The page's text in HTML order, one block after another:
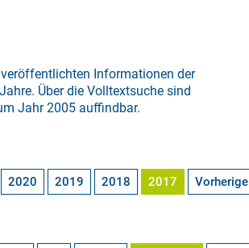
Informationen der
Über die Volltextsuche sind
Jahr 2005 auffindbar.
2020 2019 2018 2017 Vorherige